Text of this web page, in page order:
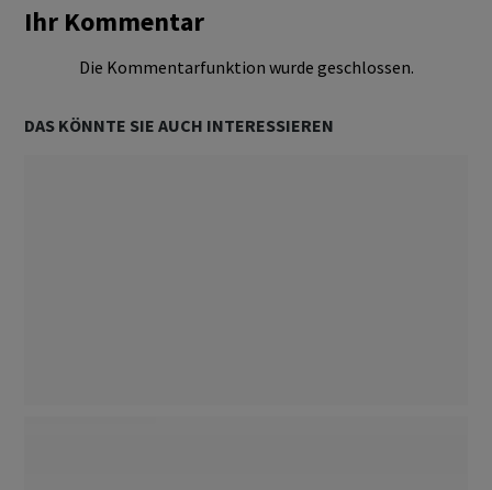
Ihr Kommentar
Die Kommentarfunktion wurde geschlossen.
DAS KÖNNTE SIE AUCH INTERESSIEREN